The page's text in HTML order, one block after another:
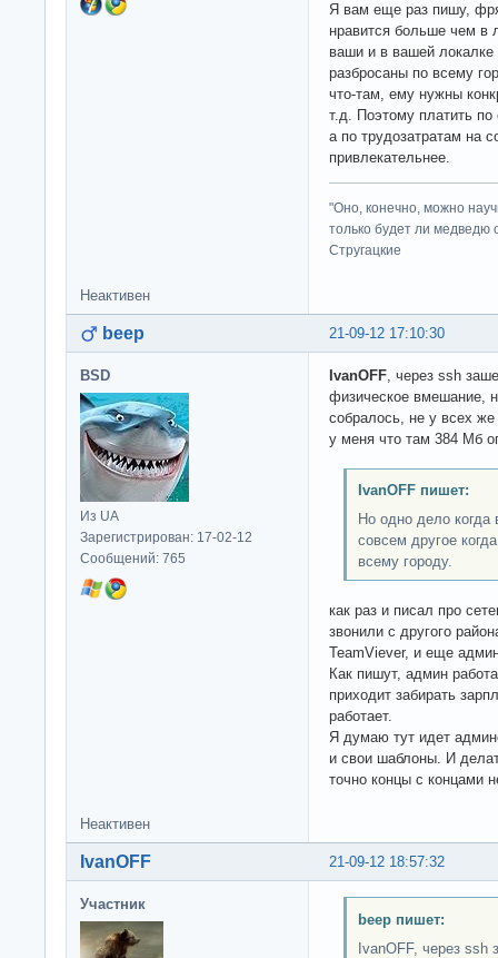
Я вам еще раз пишу,
нравится больше чем в
ваши и в вашей локалке
разбросаны по всему
что-там, ему нужны
т.д. Поэтому платить
а по трудозатратам на
привлекательнее.
"Оно, конечно, можно
только будет ли медведю
Стругацкие
Неактивен
21-09-12 17:10:30
beep
BSD
Из UA
Зарегистрирован: 17-02-12
Сообщений: 765
IvanOFF , через ssh
физическое вмешание,
собралось, не у всех
у меня что там 384 Мб
IvanOFF пишет:
Но одно дело когда
совсем другое
всему городу.
как раз и писал про
звонили с другого
TeamViever, и еще
Как пишут, админ
приходит забирать
работает.
Я думаю тут идет
и свои шаблоны. И
точно концы с концами
Неактивен
21-09-12 18:57:32
IvanOFF
Участник
beep пишет:
IvanOFF, через ssh